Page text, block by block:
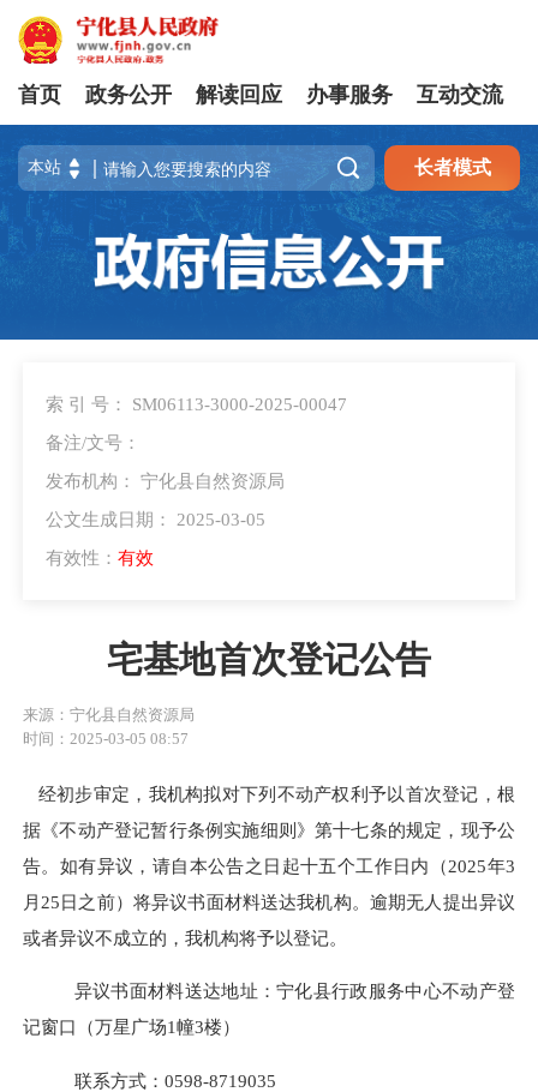
首页 政务公开 解读回应 办事服务 互动交流
 长者模式
索 引 号： SM06113-3000-2025-00047
备注/文号：
发布机构： 宁化县自然资源局
公文生成日期： 2025-03-05
有效性： 有效
宅基地首次登记公告
来源：宁化县自然资源局
时间：2025-03-05 08:57
经初步审定，我机构拟对下列不动产权利予以首次登记，根
据《不动产登记暂行条例实施细则》第十七条的规定，现予公
告。如有异议，请自本公告之日起十五个工作日内（2025年3
月 25日之前）将异议书面材料送达我机构。逾期无人提出异议
或者异议不成立的，我机构将予以登记。
异议书面材料送达地址：宁化县行政服务中心不动产登
记窗口（万星广场1幢3楼）
联系方式： 0598-8719035